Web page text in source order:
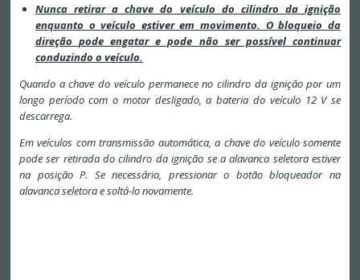
Nunca retirar a chave do veículo do cilindro da ignição
enquanto o veículo estiver em movimento. O bloqueio da
direção pode engatar e pode não ser possível continuar
conduzindo o veículo.
Quando a chave do veículo permanece no cilindro da ignição por um
longo período com o motor desligado, a bateria do veículo 12 V se
descarrega.
Em veículos com transmissão automática, a chave do veículo somente
pode ser retirada do cilindro da ignição se a alavanca seletora estiver
na posição P. Se necessário, pressionar o botão bloqueador na
alavanca seletora e soltá-lo novamente.